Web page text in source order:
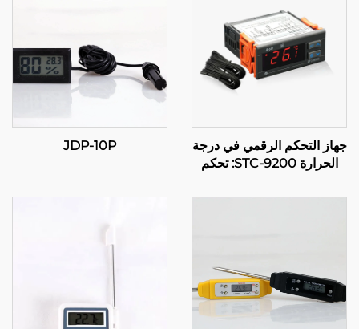
جهاز التحكم الرقمي في درجة
الحرارة STC-9200: تحكم
درجة الحرارة للتطبيقات
JDP-10P